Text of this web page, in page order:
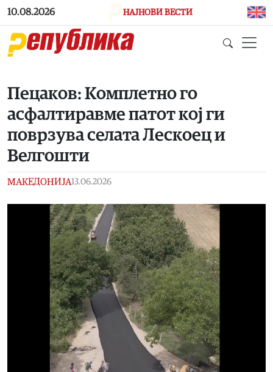
Skip to main content
10.08.2026 НАЈНОВИ ВЕСТИ
Пецаков: Комплетно го
асфалтиравме патот кој ги
поврзува селата Лескоец и
Велгошти
МАКЕДОНИЈА13.06.2026